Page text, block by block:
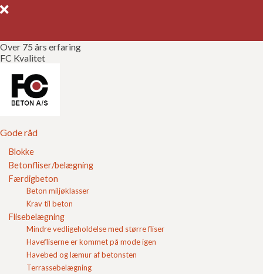
Over 75 års erfaring
FC Kvalitet
Gode råd
Blokke
Betonfliser/belægning
Færdigbeton
Beton miljøklasser
Krav til beton
Flisebelægning
Mindre vedligeholdelse med større fliser
Havefliserne er kommet på mode igen
Havebed og læmur af betonsten
Terrassebelægning
Gode råd
Gør det selv
Kvalitetssikring
Brochurer
Referencer
Om FC
Kontakt
Login
Kalkudfældninger
Hvad er